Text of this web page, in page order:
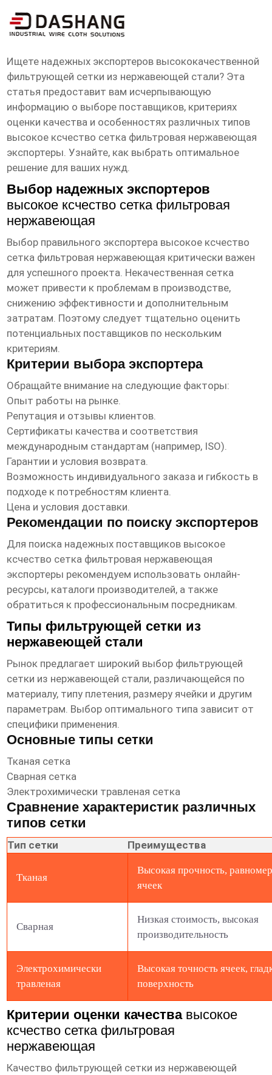
высокое ксчество сетка фильтровая
нержавеющая экспортеры
Ищете надежных экспортеров высококачественной
фильтрующей сетки из нержавеющей стали? Эта
статья предоставит вам исчерпывающую
информацию о выборе поставщиков, критериях
оценки качества и особенностях различных типов
высокое ксчество сетка фильтровая нержавеющая
экспортеры. Узнайте, как выбрать оптимальное
решение для ваших нужд.
Выбор надежных экспортеров
высокое ксчество сетка фильтровая
нержавеющая
Выбор правильного экспортера высокое ксчество
сетка фильтровая нержавеющая критически важен
для успешного проекта. Некачественная сетка
может привести к проблемам в производстве,
снижению эффективности и дополнительным
затратам. Поэтому следует тщательно оценить
потенциальных поставщиков по нескольким
критериям.
Критерии выбора экспортера
Обращайте внимание на следующие факторы:
Опыт работы на рынке.
Репутация и отзывы клиентов.
Сертификаты качества и соответствия
международным стандартам (например, ISO).
Гарантии и условия возврата.
Возможность индивидуального заказа и гибкость в
подходе к потребностям клиента.
Цена и условия доставки.
Рекомендации по поиску экспортеров
Для поиска надежных поставщиков высокое
ксчество сетка фильтровая нержавеющая
экспортеры рекомендуем использовать онлайн-
ресурсы, каталоги производителей, а также
обратиться к профессиональным посредникам.
Типы фильтрующей сетки из
нержавеющей стали
Рынок предлагает широкий выбор фильтрующей
сетки из нержавеющей стали, различающейся по
материалу, типу плетения, размеру ячейки и другим
параметрам. Выбор оптимального типа зависит от
специфики применения.
Основные типы сетки
Тканая сетка
Сварная сетка
Электрохимически травленая сетка
Сравнение характеристик различных
типов сетки
Тип сетки Преимущества
Тканая
Высокая прочность,
ячеек
Сварная
Низкая стоимость, высокая
производительность
Электрохимически
травленая
Высокая точность ячеек,
поверхность
Критерии оценки качества высокое
ксчество сетка фильтровая
нержавеющая
Качество фильтрующей сетки из нержавеющей